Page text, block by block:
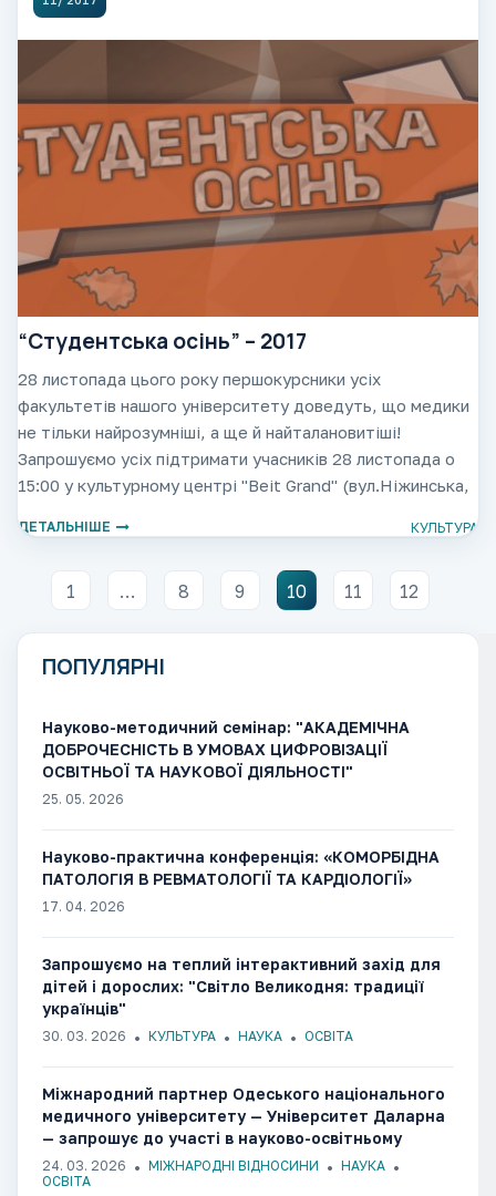
“Студентська осінь” – 2017
28 листопада цього року першокурсники усіх
факультетів нашого університету доведуть, що медики
не тільки найрозумніші, а ще й найталановитіші!
Запрошуємо усіх підтримати учасників 28 листопада о
15:00 у культурному центрі "Beit Grand" (вул.Ніжинська,
КУЛЬТУРА
ДЕТАЛЬНІШЕ
1 … 8 9 10 11 12
ПОПУЛЯРНІ
Науково-методичний семінар: "АКАДЕМІЧНА
ДОБРОЧЕСНІСТЬ В УМОВАХ ЦИФРОВІЗАЦІЇ
ОСВІТНЬОЇ ТА НАУКОВОЇ ДІЯЛЬНОСТІ"
25. 05. 2026
Науково-практична конференція: «КОМОРБІДНА
ПАТОЛОГІЯ В РЕВМАТОЛОГІЇ ТА КАРДІОЛОГІЇ»
17. 04. 2026
Запрошуємо на теплий інтерактивний захід для
дітей і дорослих: "Світло Великодня: традиції
українців"
30. 03. 2026 КУЛЬТУРА НАУКА ОСВІТА
Міжнародний партнер Одеського національного
медичного університету — Університет Даларна
— запрошує до участі в науково-освітньому
семінарі
24. 03. 2026 МІЖНАРОДНІ ВІДНОСИНИ
НАУКА
ОСВІТА